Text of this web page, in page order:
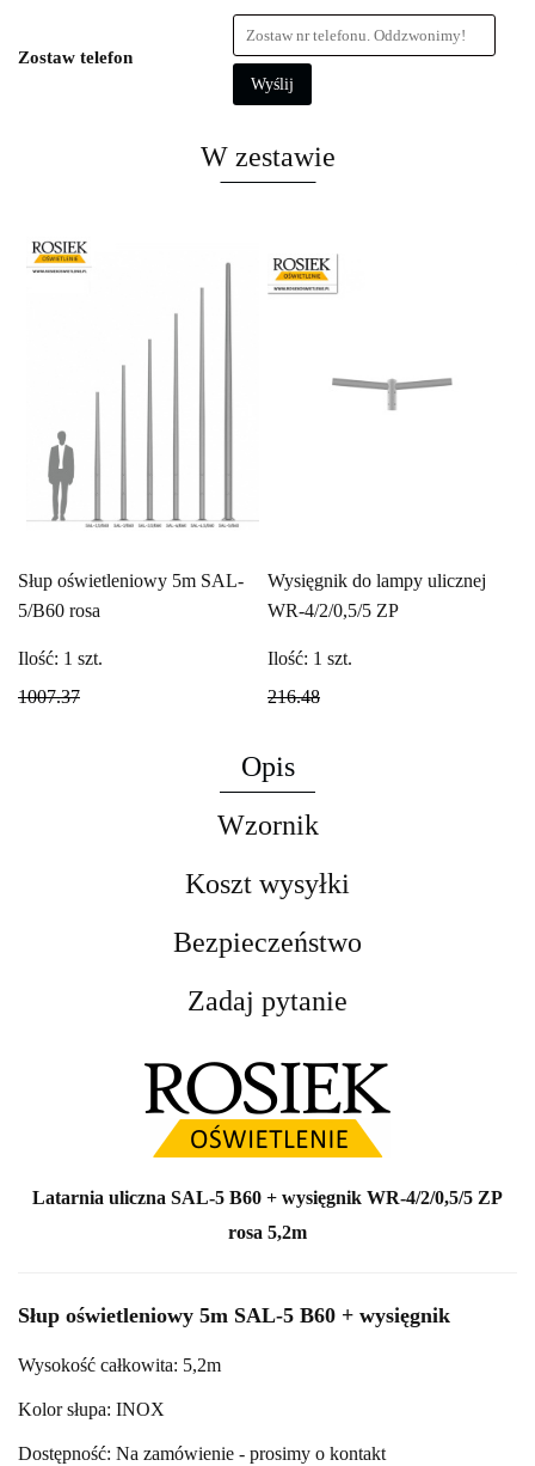
Zostaw telefon
Wyślij
W zestawie
Słup oświetleniowy 5m SAL-
5/B60 rosa
1007.37
Ilość: 1 szt.
Wysięgnik do lampy ulicznej
WR-4/2/0,5/5 ZP
216.48
Ilość: 1 szt.
Opis
Wzornik
Koszt wysyłki
Bezpieczeństwo
Zadaj pytanie
Latarnia uliczna SAL-5 B60 + wysięgnik WR-4/2/0,5/5 ZP
rosa 5,2m
Słup oświetleniowy 5m SAL-5 B60 + wysięgnik
Wysokość całkowita: 5,2m
Kolor słupa: INOX
Dostępność: Na zamówienie - prosimy o kontakt